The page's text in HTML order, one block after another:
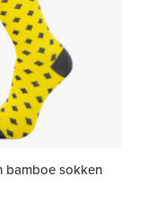
bamboe sokken